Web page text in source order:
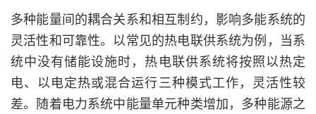
多种能量间的耦合关系和相互制约，影响多能系统的
灵活性和可靠性。以常见的热电联供系统为例，当系
统中没有储能设施时，热电联供系统将按照以热定
电、以电定热或混合运行三种模式工作，灵活性较
差。随着电力系统中能量单元种类增加，多种能源之